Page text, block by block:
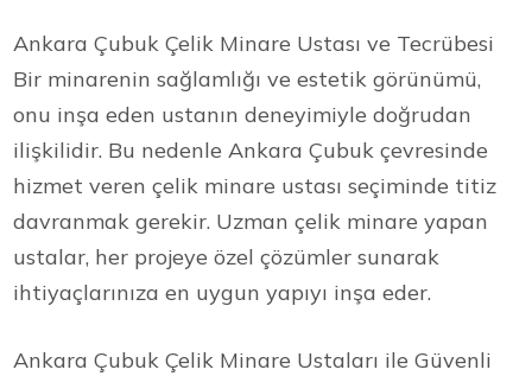
Ankara Çubuk Çelik Minare Ustası ve Tecrübesi
Bir minarenin sağlamlığı ve estetik görünümü,
onu inşa eden ustanın deneyimiyle doğrudan
ilişkilidir. Bu nedenle Ankara Çubuk çevresinde
hizmet veren çelik minare ustası seçiminde titiz
davranmak gerekir. Uzman çelik minare yapan
ustalar, her projeye özel çözümler sunarak
ihtiyaçlarınıza en uygun yapıyı inşa eder.
Ankara Çubuk Çelik Minare Ustaları ile Güvenli